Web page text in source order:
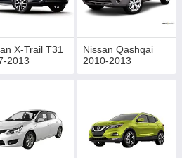
X-Trail T31
2013
Nissan Qashqai
2010-2013